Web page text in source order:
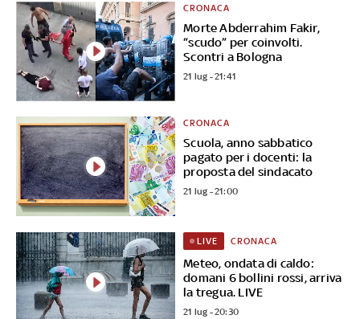
Morte Abderrahim Fakir,
“scudo” per coinvolti.
Scontri a Bologna
CRONACA
21 lug - 21:41
Scuola, anno sabbatico
pagato per i docenti: la
proposta del sindacato
CRONACA
21 lug - 21:00
Meteo, ondata di caldo:
domani 6 bollini rossi, arriva
la tregua. LIVE
LIVE CRONACA
21 lug - 20:30